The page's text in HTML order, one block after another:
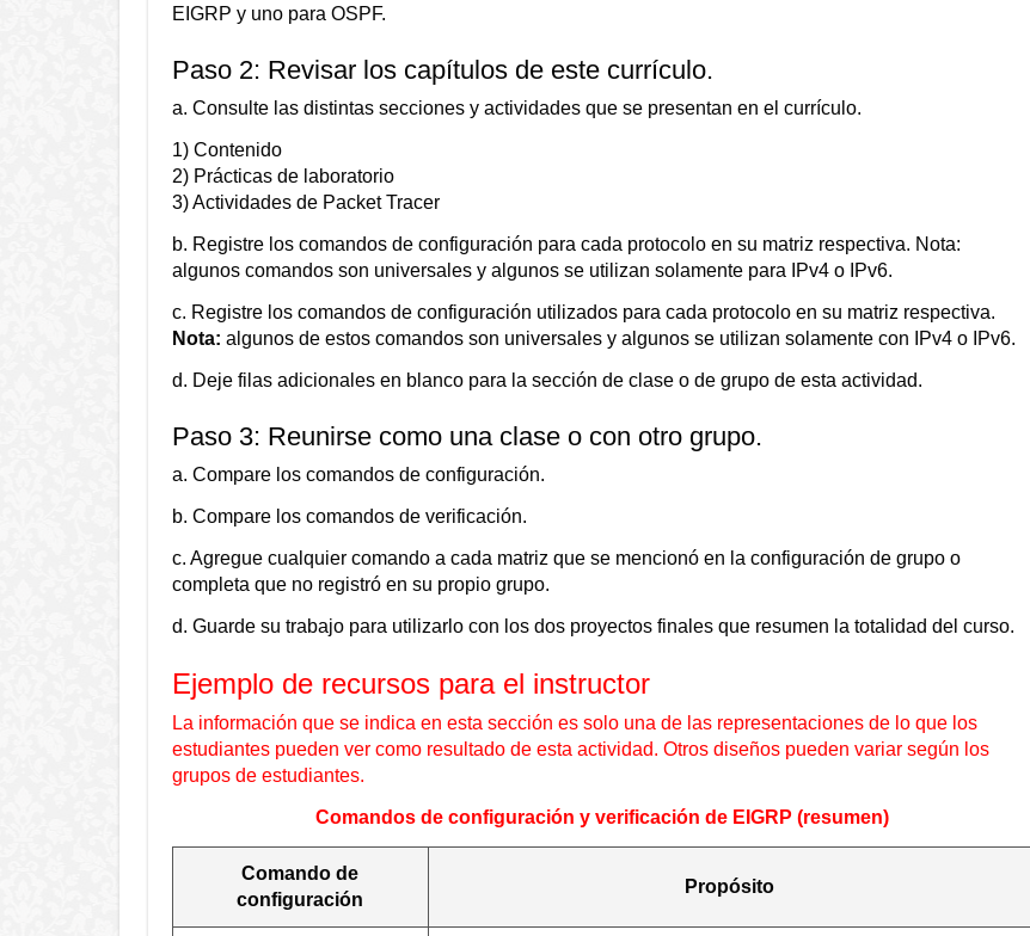
EIGRP y uno para OSPF.
Paso 2: Revisar los capítulos de este currículo.
a. Consulte las distintas secciones y actividades que se presentan en el currículo.
1) Contenido
2) Prácticas de laboratorio
3) Actividades de Packet Tracer
b. Registre los comandos de configuración para cada protocolo en su matriz respectiva. Nota:
algunos comandos son universales y algunos se utilizan solamente para IPv4 o IPv6.
c. Registre los comandos de configuración utilizados para cada protocolo en su matriz respectiva.
Nota: algunos de estos comandos son universales y algunos se utilizan solamente con IPv4 o IPv6.
d. Deje filas adicionales en blanco para la sección de clase o de grupo de esta actividad.
Paso 3: Reunirse como una clase o con otro grupo.
a. Compare los comandos de configuración.
b. Compare los comandos de verificación.
c. Agregue cualquier comando a cada matriz que se mencionó en la configuración de grupo o
completa que no registró en su propio grupo.
d. Guarde su trabajo para utilizarlo con los dos proyectos finales que resumen la totalidad del curso.
Ejemplo de recursos para el instructor
La información que se indica en esta sección es solo una de las representaciones de lo que los
estudiantes pueden ver como resultado de esta actividad. Otros diseños pueden variar según los
grupos de estudiantes.
Comandos de configuración y verificación de EIGRP (resumen)
Comando de
configuración
Propósito